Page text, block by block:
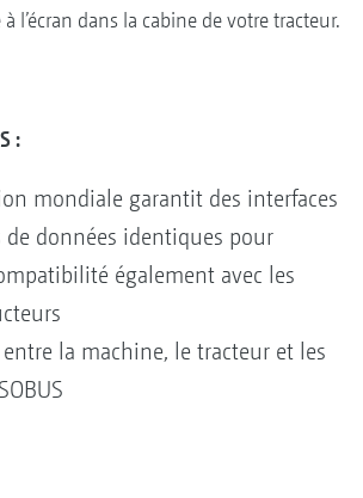
l’écran dans la cabine de votre tracteur.
:
mondiale garantit des interfaces
de données identiques pour
également avec les
la machine, le tracteur et les